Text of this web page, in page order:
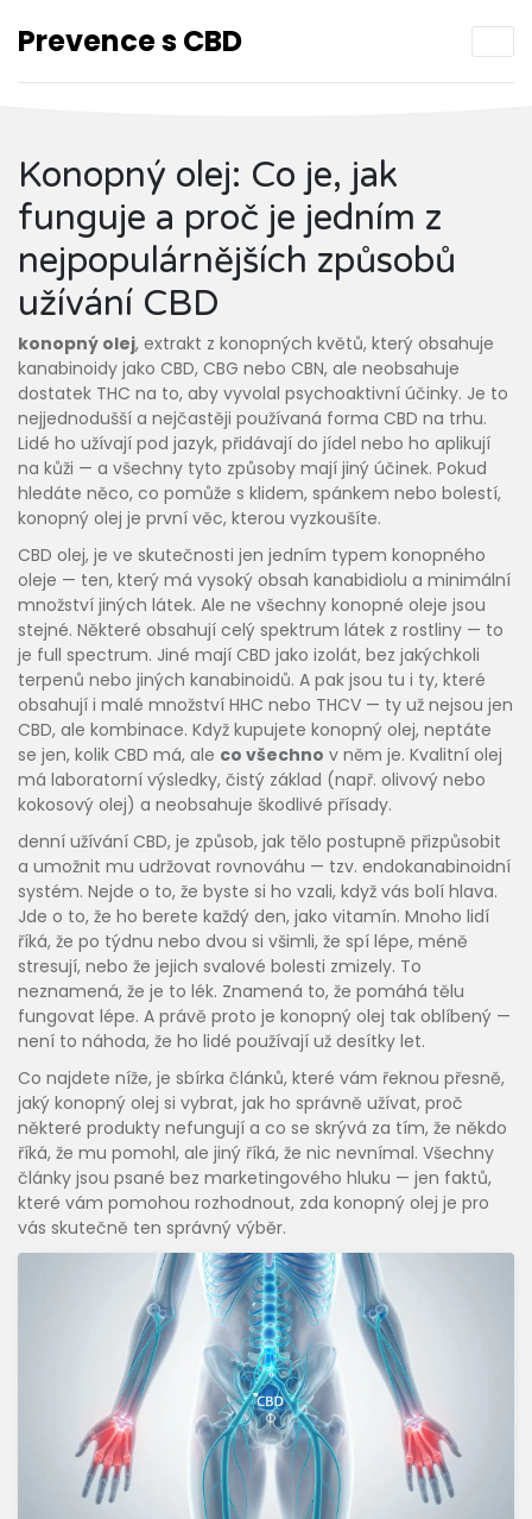
Prevence s CBD
Konopný olej: Co je, jak
funguje a proč je jedním z
nejpopulárnějších způsobů
užívání CBD
konopný olej, extrakt z konopných květů, který obsahuje
kanabinoidy jako CBD, CBG nebo CBN, ale neobsahuje
dostatek THC na to, aby vyvolal psychoaktivní účinky. Je to
nejjednodušší a nejčastěji používaná forma CBD na trhu.
Lidé ho užívají pod jazyk, přidávají do jídel nebo ho aplikují
na kůži — a všechny tyto způsoby mají jiný účinek. Pokud
hledáte něco, co pomůže s klidem, spánkem nebo bolestí,
konopný olej je první věc, kterou vyzkoušíte.
CBD olej, je ve skutečnosti jen jedním typem konopného
oleje — ten, který má vysoký obsah kanabidiolu a minimální
množství jiných látek. Ale ne všechny konopné oleje jsou
stejné. Některé obsahují celý spektrum látek z rostliny — to
je full spectrum. Jiné mají CBD jako izolát, bez jakýchkoli
terpenů nebo jiných kanabinoidů. A pak jsou tu i ty, které
obsahují i malé množství HHC nebo THCV — ty už nejsou jen
CBD, ale kombinace. Když kupujete konopný olej, neptáte
se jen, kolik CBD má, ale co všechno v něm je. Kvalitní olej
má laboratorní výsledky, čistý základ (např. olivový nebo
kokosový olej) a neobsahuje škodlivé přísady.
denní užívání CBD, je způsob, jak tělo postupně přizpůsobit
a umožnit mu udržovat rovnováhu — tzv. endokanabinoidní
systém. Nejde o to, že byste si ho vzali, když vás bolí hlava.
Jde o to, že ho berete každý den, jako vitamín. Mnoho lidí
říká, že po týdnu nebo dvou si všimli, že spí lépe, méně
stresují, nebo že jejich svalové bolesti zmizely. To
neznamená, že je to lék. Znamená to, že pomáhá tělu
fungovat lépe. A právě proto je konopný olej tak oblíbený —
není to náhoda, že ho lidé používají už desítky let.
Co najdete níže, je sbírka článků, které vám řeknou přesně,
jaký konopný olej si vybrat, jak ho správně užívat, proč
některé produkty nefungují a co se skrývá za tím, že někdo
říká, že mu pomohl, ale jiný říká, že nic nevnímal. Všechny
články jsou psané bez marketingového hluku — jen faktů,
které vám pomohou rozhodnout, zda konopný olej je pro
vás skutečně ten správný výběr.